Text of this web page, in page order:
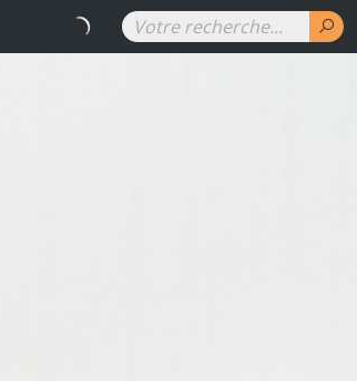
RENAUD DENUIT - Les couleurs